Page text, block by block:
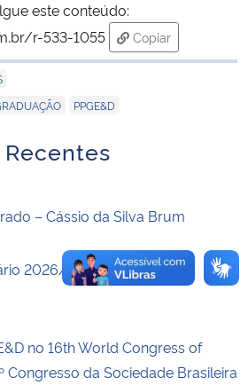
este conteúdo:
r-533-1055
Copiar
para área de
PPGE&D
– Cássio da Silva Brum
2026/2 – Mestrado e
no 16th World Congress of
Congresso da Sociedade Brasileira